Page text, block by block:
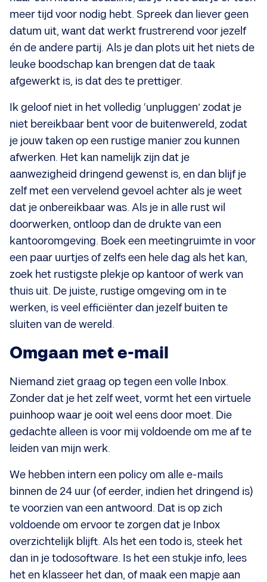
meer tijd voor nodig hebt. Spreek dan liever geen
datum uit, want dat werkt frustrerend voor jezelf
én de andere partij. Als je dan plots uit het niets de
leuke boodschap kan brengen dat de taak
afgewerkt is, is dat des te prettiger.
Ik geloof niet in het volledig ‘unpluggen’ zodat je
niet bereikbaar bent voor de buitenwereld, zodat
je jouw taken op een rustige manier zou kunnen
afwerken. Het kan namelijk zijn dat je
aanwezigheid dringend gewenst is, en dan blijf je
zelf met een vervelend gevoel achter als je weet
dat je onbereikbaar was. Als je in alle rust wil
doorwerken, ontloop dan de drukte van een
kantooromgeving. Boek een meetingruimte in voor
een paar uurtjes of zelfs een hele dag als het kan,
zoek het rustigste plekje op kantoor of werk van
thuis uit. De juiste, rustige omgeving om in te
werken, is veel efficiënter dan jezelf buiten te
sluiten van de wereld.
Omgaan met e-mail
Niemand ziet graag op tegen een volle Inbox.
Zonder dat je het zelf weet, vormt het een virtuele
puinhoop waar je ooit wel eens door moet. Die
gedachte alleen is voor mij voldoende om me af te
leiden van mijn werk.
We hebben intern een policy om alle e-mails
binnen de 24 uur (of eerder, indien het dringend is)
te voorzien van een antwoord. Dat is op zich
voldoende om ervoor te zorgen dat je Inbox
overzichtelijk blijft. Als het een todo is, steek het
dan in je todosoftware. Is het een stukje info, lees
het en klasseer het dan, of maak een mapje aan